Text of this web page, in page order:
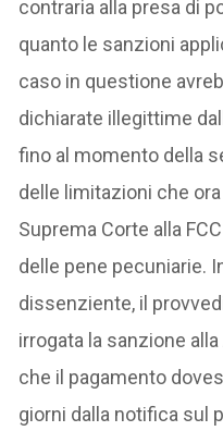
contraria alla presa di
quanto le sanzioni
caso in questione
dichiarate illegittime
fino al momento della
delle limitazioni che
Suprema Corte alla
delle pene pecuniarie.
dissenziente, il
irrogata la sanzione
che il pagamento
giorni dalla notifica sul